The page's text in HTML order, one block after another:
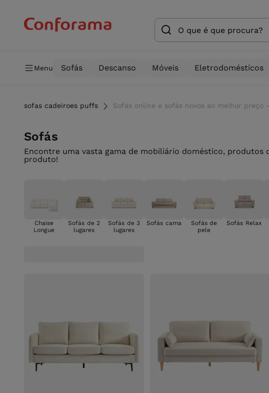
Menu Sofás Descanso Móveis Eletrodomésticos
sofas cadeiroes puffs Sofás online e sofás novos ao melhor preço
Sofás
Encontre uma vasta gama de mobiliário doméstico,
produto!
Chaise
Longue
Sofás de 2
lugares
Sofás de 3
lugares
Sofás cama
Sofás de
pele
Sofás Relax